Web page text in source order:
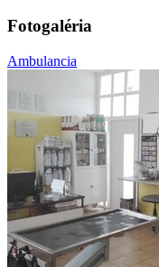
Fotogaléria
Ambulancia